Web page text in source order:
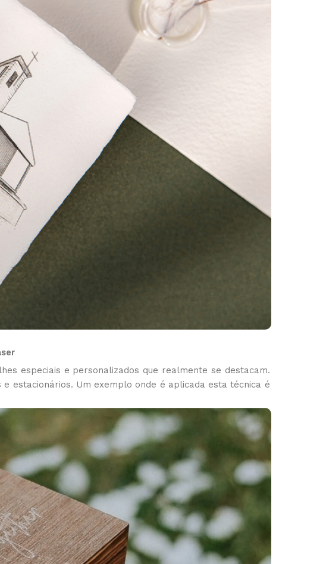
especiais e personalizados que realmente se destacam.
estacionários. Um exemplo onde é aplicada esta técnica é